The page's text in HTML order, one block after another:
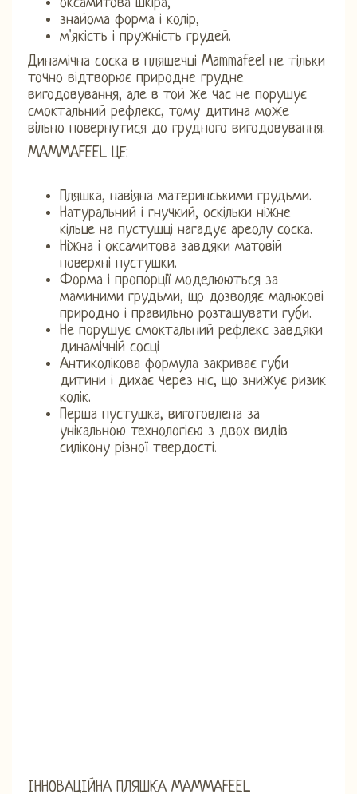
оксамитова шкіра,
знайома форма і колір,
м'якість і пружність грудей.
Динамічна соска в пляшечці Mammafeel не тільки
точно відтворює природне грудне
вигодовування, але в той же час не порушує
смоктальний рефлекс, тому дитина може
вільно повернутися до грудного вигодовування.
MAMMAFEEL ЦЕ:
Пляшка, навіяна материнськими грудьми.
Натуральний і гнучкий, оскільки ніжне
кільце на пустушці нагадує ареолу соска.
Ніжна і оксамитова завдяки матовій
поверхні пустушки.
Форма і пропорції моделюються за
маминими грудьми, що дозволяє малюкові
природно і правильно розташувати губи.
Не порушує смоктальний рефлекс завдяки
динамічній сосці
Антиколікова формула закриває губи
дитини і дихає через ніс, що знижує ризик
колік.
Перша пустушка, виготовлена ​​за
унікальною технологією з двох видів
силікону різної твердості.
ІННОВАЦІЙНА ПЛЯШКА MAMMAFEEL